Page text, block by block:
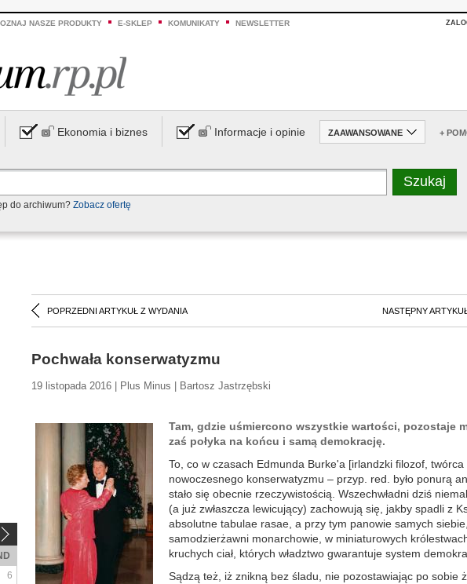
NASZE PRODUKTY E-SKLEP KOMUNIKATY NEWSLETTER
Ekonomia i biznes Informacje i opinie ZAAWANSOWANE +
do archiwum? Zobacz ofertę
POPRZEDNI ARTYKUŁ Z WYDANIA NASTĘPNY
Pochwała konserwatyzmu
19 listopada 2016 | Plus Minus | Bartosz Jastrzębski
Tam, gdzie uśmiercono wszystkie wartości, pozostaje
zaś połyka na końcu i samą demokrację.
To, co w czasach Edmunda Burke'a [irlandzki filozof, twórca
nowoczesnego konserwatyzmu – przyp. red. było ponurą
stało się obecnie rzeczywistością. Wszechwładni dziś
(a już zwłaszcza lewicujący) zachowują się, jakby spadli z
absolutne tabulae rasae, a przy tym panowie samych siebie,
samodzierżawni monarchowie, w miniaturowych
kruchych ciał, których władztwo gwarantuje system
Sądzą też, iż znikną bez śladu, nie pozostawiając po sobie
6